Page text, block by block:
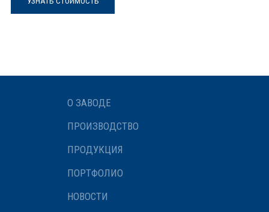
О ЗАВОДЕ
ПРОИЗВОДСТВО
ПРОДУКЦИЯ
ПОРТФОЛИО
НОВОСТИ